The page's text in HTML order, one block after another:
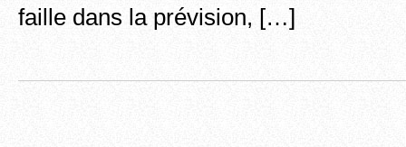
faille dans la prévision, […]